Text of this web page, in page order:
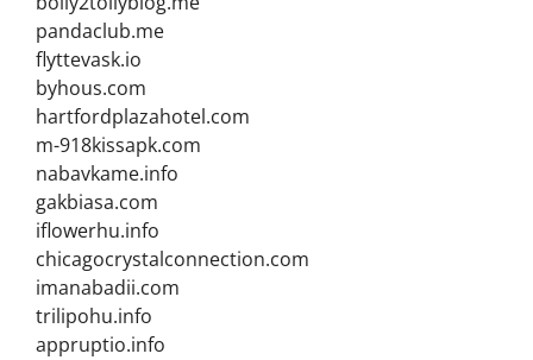
pandaclub.me
flyttevask.io
byhous.com
hartfordplazahotel.com
m-918kissapk.com
nabavkame.info
gakbiasa.com
iflowerhu.info
chicagocrystalconnection.com
imanabadii.com
trilipohu.info
appruptio.info